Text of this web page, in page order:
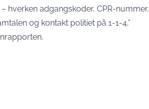
hverken adgangskoder, CPR-nummer,
og kontakt politiet på 1-1-4,”